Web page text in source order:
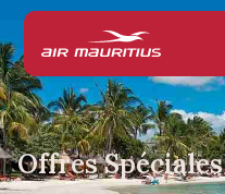
Offres Spéciales